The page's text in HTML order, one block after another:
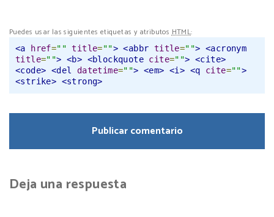
Puedes usar las siguientes etiquetas y atributosHTML:
<a href="" title=""> <abbr title=""> <acronym
title=""> <b> <blockquote cite=""> <cite>
<code> <del datetime=""> <em> <i> <q cite="">
<strike> <strong>
Deja una respuesta